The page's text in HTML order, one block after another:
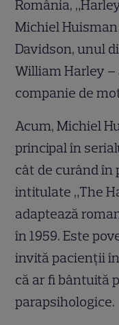
România,
Michiel
Davidson, unul
William Harley –
companie de
Acum, Michiel
principal în
cât de curând în
intitulate „The
adaptează
în 1959. Este
invită pacienții
că ar fi bântuită
parapsihologice.